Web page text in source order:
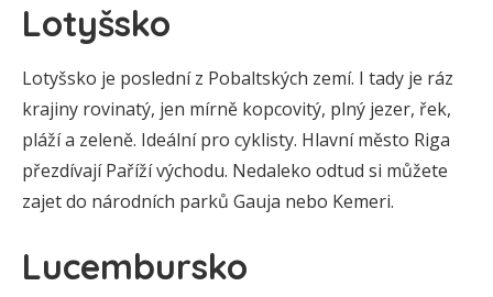
Lotyšsko
Lotyšsko je poslední z Pobaltských zemí. I tady je ráz
krajiny rovinatý, jen mírně kopcovitý, plný jezer, řek,
pláží a zeleně. Ideální pro cyklisty. Hlavní město Riga
přezdívají Paříží východu. Nedaleko odtud si můžete
zajet do národních parků Gauja nebo Kemeri.
Lucembursko